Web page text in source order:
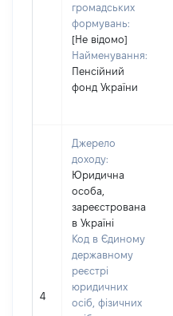
громадських
формувань:
[Не відомо]
Найменування:
Пенсійний
фонд України
4
Джерело
доходу:
Юридична
особа,
зареєстрована
в Україні
Код в Єдиному
державному
реєстрі
юридичних
осіб, фізичних